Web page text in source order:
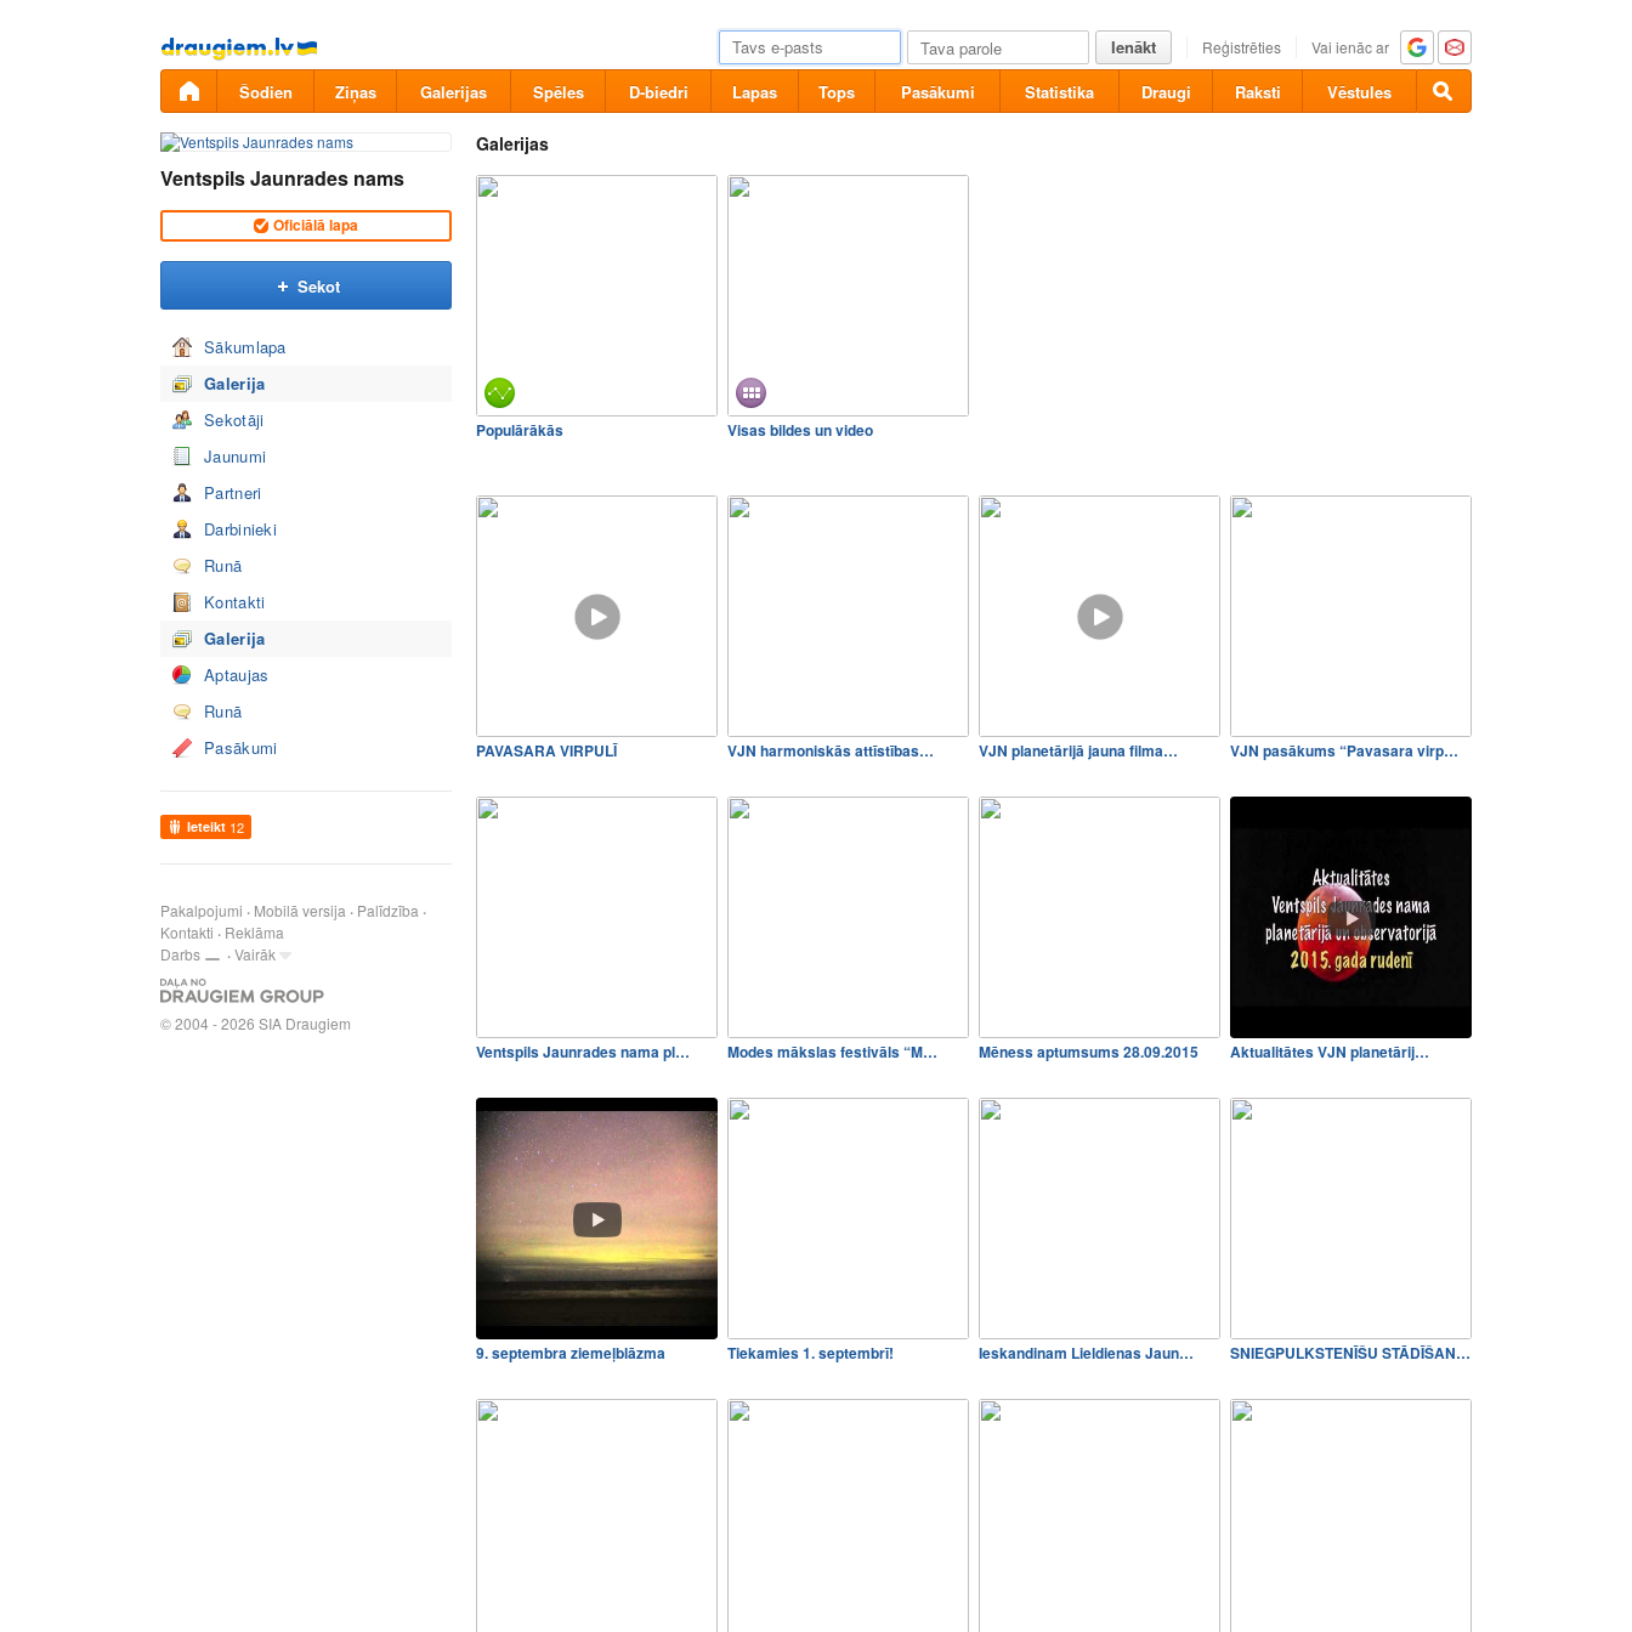
Pāriet
uz
saturu
Ienākt Reģistrēties Vai ienāc ar
Šodien Ziņas Galerijas Spēles D-biedri Lapas Tops Pasākumi Statistika Draugi Raksti Vēstules
Ventspils Jaunrades nams
Oficiālā lapa
Sekot
Sākumlapa
Galerija
Sekotāji
Jaunumi
Partneri
Darbinieki
Runā
Kontakti
Galerija
Aptaujas
Runā
Pasākumi
Ieteikt 12
Pakalpojumi Mobilā versija
Palīdzība
Kontakti
Reklāma
Darbs
Vairāk
© 2004 - 2026 SIA Draugiem
Galerijas
Populārākās Visas bildes un video
PAVASARA VIRPULĪ VJN harmoniskās attīstības… VJN planetārijā jauna filma… VJN pasākums “Pavasara virp…
Ventspils Jaunrades nama pl… Modes mākslas festivāls “M… Mēness aptumsums 28.09.2015 Aktualitātes VJN planetārij…
9. septembra ziemeļblāzma Tiekamies 1. septembrī! Ieskandinam Lieldienas Jaun… SNIEGPULKSTENĪŠU STĀDĪŠANA…